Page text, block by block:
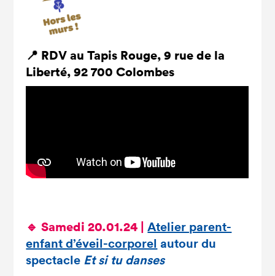
📍 RDV au Tapis Rouge, 9 rue de la
Liberté, 92 700 Colombes
🔹 Samedi 20.01.24 |Atelier parent-
enfant d’éveil-corporel autour du
spectacle Et si tu danses